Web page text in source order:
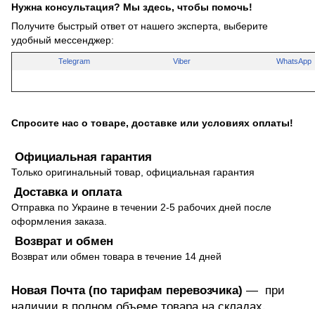
Нужна консультация? Мы здесь, чтобы помочь!
Получите быстрый ответ от нашего эксперта, выберите
удобный мессенджер:
Telegram Viber WhatsApp
Спросите нас о товаре, доставке или условиях оплаты!
Официальная гарантия
Только оригинальный товар, официальная гарантия
Доставка и оплата
Отправка по Украине в течении 2-5 рабочих дней после
оформления заказа.
Возврат и обмен
Возврат или обмен товара в течение 14 дней
Новая Почта (по тарифам перевозчика) — при
наличии в полном объеме товара на складах,